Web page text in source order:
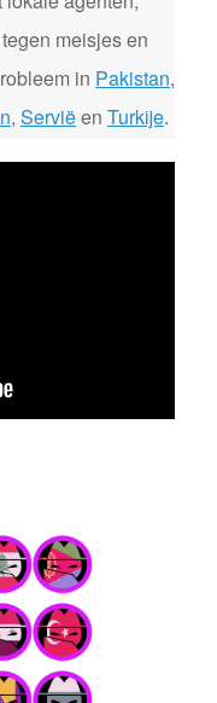
meisjes en
in Pakistan,
, Serviëen Turkije.